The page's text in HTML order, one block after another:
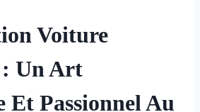
Voiture
Un Art
Et Passionnel Au